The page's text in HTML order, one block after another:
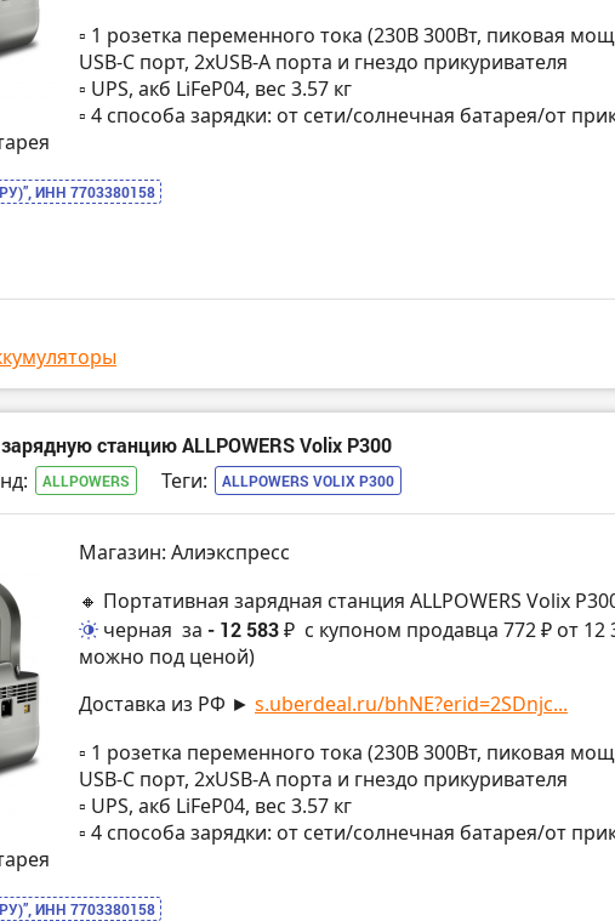
▫️ 1 розетка переменного тока (230В 300Вт, пиковая
USB-C порт, 2хUSB-A порта и гнездо прикуривателя
▫️ UPS, акб LiFeP04, вес 3.57 кг
▫️ 4 способа зарядки: от сети/солнечная батарея/от
ИНН 7703380158
станцию ALLPOWERS Volix P300
ALLPOWERS Теги: ALLPOWERS VOLIX P300
Магазин: Алиэкспресс
🔸 Портативная зарядная станция ALLPOWERS Volix
черная за - 12 583 ₽ с купоном продавца 772 ₽ от 12
можно под ценой)
Доставка из РФ ► s.uberdeal.ru/bhNE?erid=2SDnjc...
▫️ 1 розетка переменного тока (230В 300Вт, пиковая
USB-C порт, 2хUSB-A порта и гнездо прикуривателя
▫️ UPS, акб LiFeP04, вес 3.57 кг
▫️ 4 способа зарядки: от сети/солнечная батарея/от
ИНН 7703380158